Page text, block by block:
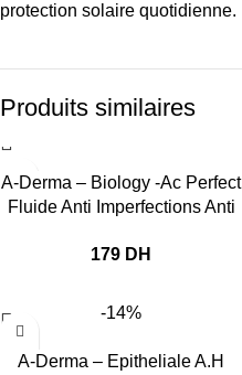
protection solaire quotidienne.
Produits similaires
A-Derma – Biology -Ac Perfect
Fluide Anti Imperfections Anti
DH
-14%
A-Derma – Epitheliale A.H